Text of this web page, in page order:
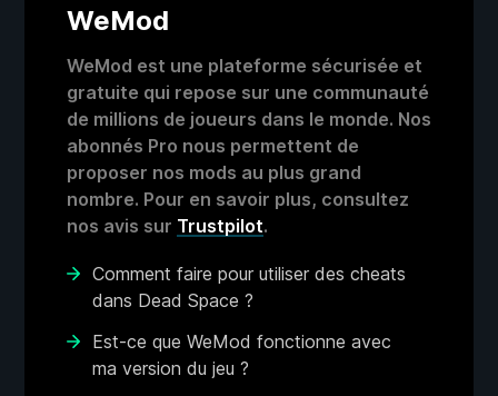
WeMod
WeMod est une plateforme sécurisée et
gratuite qui repose sur une communauté
de millions de joueurs dans le monde. Nos
abonnés Pro nous permettent de
proposer nos mods au plus grand
nombre. Pour en savoir plus, consultez
nos avis sur Trustpilot.
Comment faire pour utiliser des cheats
dans Dead Space ?
Est-ce que WeMod fonctionne avec
ma version du jeu ?